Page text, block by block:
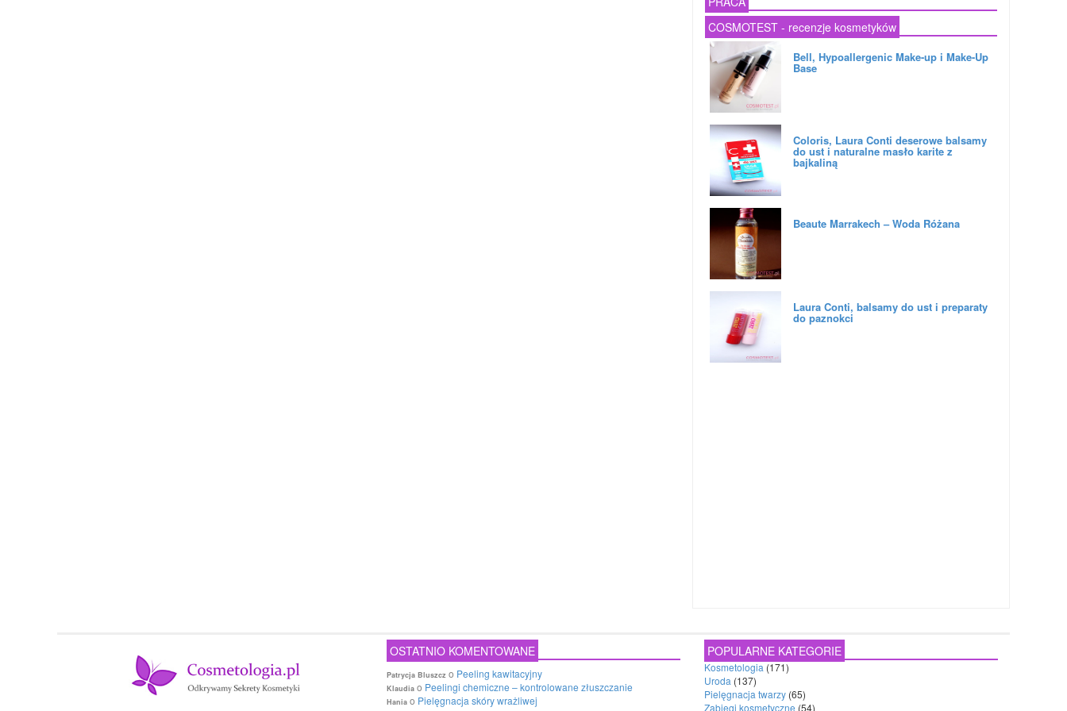
COSMOTEST - recenzje kosmetyków
Bell, Hypoallergenic Make-up i Make-Up
Base
Coloris, Laura Conti deserowe balsamy
do ust i naturalne masło karite z
bajkaliną
Beaute Marrakech – Woda Różana
Laura Conti, balsamy do ust i preparaty
do paznokci
OSTATNIO KOMENTOWANE
Patrycja Bluszcz o Peeling kawitacyjny
Klaudia o Peelingi chemiczne – kontrolowane złuszczanie
Hania o Pielęgnacja skóry wrażliwej
POPULARNE KATEGORIE
Kosmetologia (171)
Uroda (137)
Pielęgnacja twarzy (65)
Zabiegi kosmetyczne (54)